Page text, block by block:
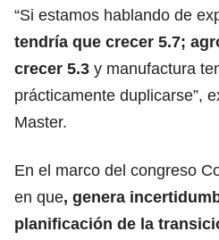
“Si estamos hablando de
tendría que crecer 5.7;
crecer 5.3 y manufactura
prácticamente duplicarse”,
Master.
En el marco del congreso
en que, genera
planificación de la